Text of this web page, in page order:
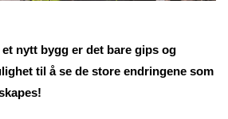
nytt bygg er det bare gips og
til å se de store endringene som